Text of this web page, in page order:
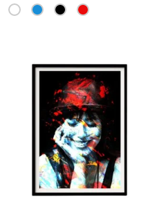
produit
Les
options
peuvent
être
choisies
sur
la
page